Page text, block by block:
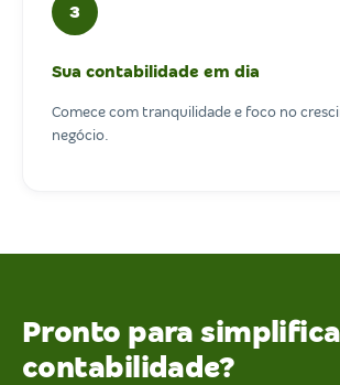
3
Sua contabilidade em dia
Comece com tranquilidade e foco no
negócio.
Pronto para
contabilidade?